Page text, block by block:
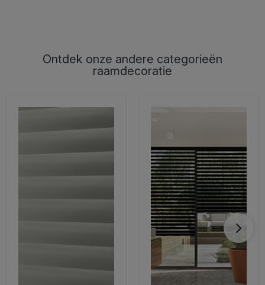
Ontdek onze andere categorieën
raamdecoratie